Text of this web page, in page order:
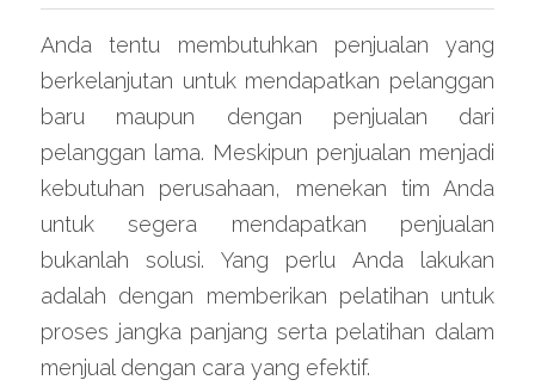
Anda tentu membutuhkan penjualan yang
berkelanjutan untuk mendapatkan pelanggan
baru maupun dengan penjualan dari
pelanggan lama. Meskipun penjualan menjadi
kebutuhan perusahaan, menekan tim Anda
untuk segera mendapatkan penjualan
bukanlah solusi. Yang perlu Anda lakukan
adalah dengan memberikan pelatihan untuk
proses jangka panjang serta pelatihan dalam
menjual dengan cara yang efektif.